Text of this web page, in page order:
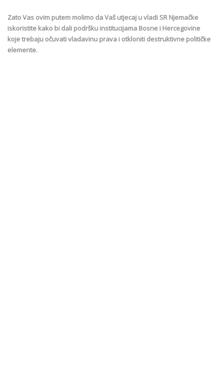
Zato Vas ovim putem molimo da Vaš utjecaj u vladi SR Njemačke
iskoristite kako bi dali podršku institucijama Bosne i Hercegovine
koje trebaju očuvati vladavinu prava i otkloniti destruktivne političke
elemente.